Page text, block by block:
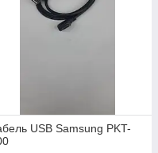
USB Samsung PKT-